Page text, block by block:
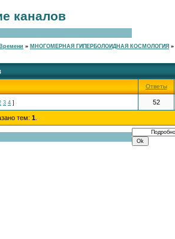
каналов
» МНОГОМЕРНАЯ ГИПЕРБОЛОИДНАЯ КОСМОЛОГИЯ »
Ответы
3 4 ] 52
тем: 1